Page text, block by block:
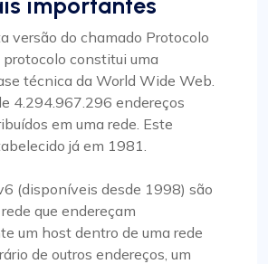
versão do chamado Protocolo
constitui uma
técnica da World Wide Web.
4.294.967.296 endereços
em uma rede. Este
já em 1981.
(disponíveis desde 1998) são
que endereçam
um host dentro de uma rede
de outros endereços, um